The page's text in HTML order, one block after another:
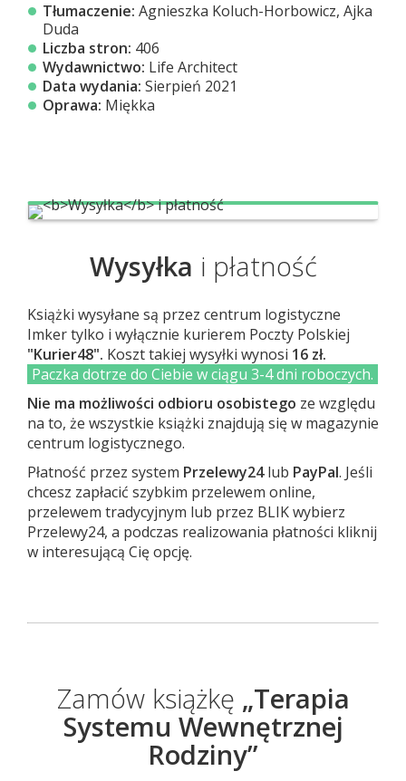
Tłumaczenie: Agnieszka Koluch-Horbowicz, Ajka
Duda
Liczba stron: 406
Wydawnictwo: Life Architect
Data wydania: Sierpień 2021
Oprawa: Miękka
Wysyłka i płatność
Książki wysyłane są przez centrum logistyczne
Imker tylko i wyłącznie kurierem Poczty Polskiej
"Kurier48". Koszt takiej wysyłki wynosi 16 zł.
Paczka dotrze do Ciebie w ciągu 3-4 dni roboczych.
Nie ma możliwości odbioru osobistego ze względu
na to, że wszystkie książki znajdują się w magazynie
centrum logistycznego.
Płatność przez system Przelewy24lub PayPal. Jeśli
chcesz zapłacić szybkim przelewem online,
przelewem tradycyjnym lub przez BLIK wybierz
Przelewy24, a podczas realizowania płatności kliknij
w interesującą Cię opcję.
Zamów książkę „Terapia
Systemu Wewnętrznej
Rodziny”